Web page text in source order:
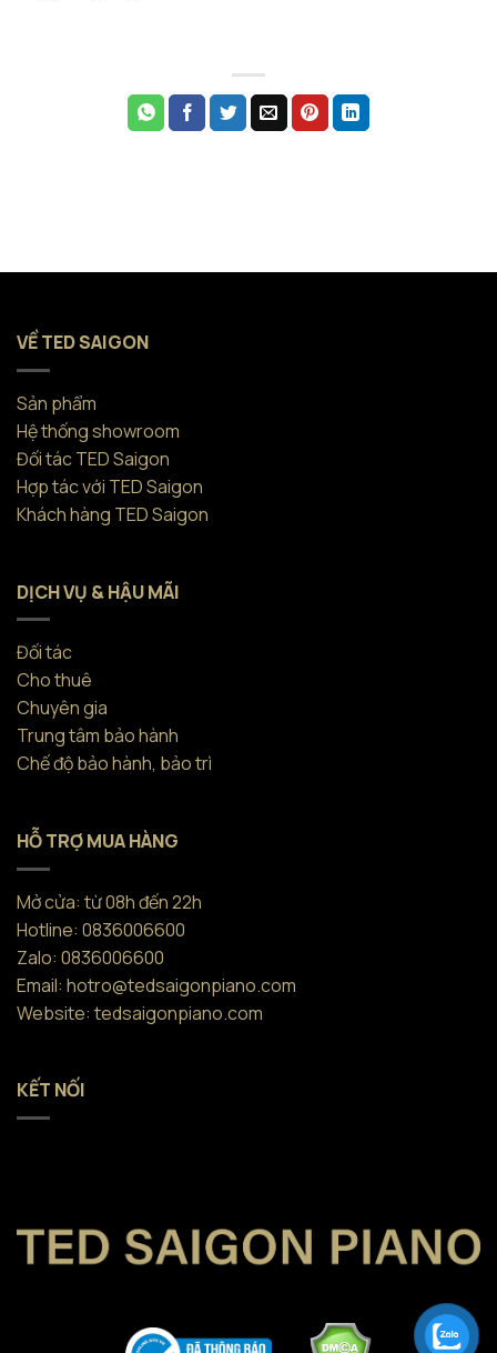
VỀ TED SAIGON
Sản phẩm
Hệ thống showroom
Đối tác TED Saigon
Hợp tác với TED Saigon
Khách hàng TED Saigon
DỊCH VỤ & HẬU MÃI
Đối tác
Cho thuê
Chuyên gia
Trung tâm bảo hành
Chế độ bảo hành, bảo trì
HỖ TRỢ MUA HÀNG
Mở cửa: từ 08h đến 22h
Hotline: 0836006600
Zalo: 0836006600
Email: hotro@tedsaigonpiano.com
Website: tedsaigonpiano.com
KẾT NỐI